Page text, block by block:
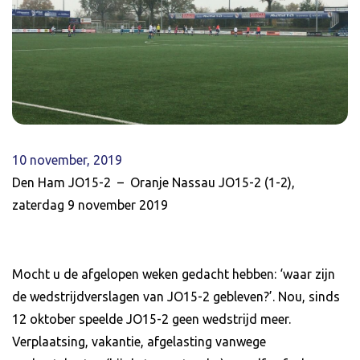
10 november, 2019
Den Ham JO15-2 – Oranje Nassau JO15-2 (1-2),
zaterdag 9 november 2019
Mocht u de afgelopen weken gedacht hebben: ‘waar zijn
de wedstrijdverslagen van JO15-2 gebleven?’. Nou, sinds
12 oktober speelde JO15-2 geen wedstrijd meer.
Verplaatsing, vakantie, afgelasting vanwege